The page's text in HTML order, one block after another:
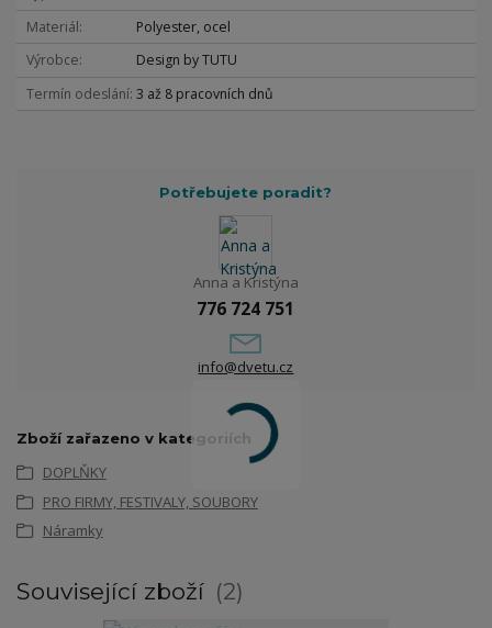
Materiál
Polyester, ocel
Výrobce
Design by TUTU
Termín odeslání 3 až 8 pracovních dnů
Potřebujete poradit?
Anna a Kristýna
776 724 751
info@dvetu.cz
Zboží zařazeno v kategoriích
DOPLŇKY
PRO FIRMY, FESTIVALY, SOUBORY
Náramky
Související zboží 2